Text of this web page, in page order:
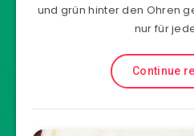
und grün hinter den Ohren
nur für
Continue